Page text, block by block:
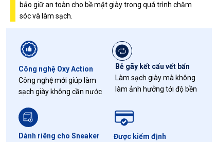
bảo giữ an toàn cho bề mặt giày trong quá trình chăm
sóc và làm sạch.
Công nghệ Oxy Action
Công nghệ mới giúp làm
sạch giày không cần nước
Dành riêng cho Sneaker
Được kiểm định
Bẻ gãy kết cấu vết bẩn
Làm sạch giày mà không
làm ảnh hưởng tới độ bền